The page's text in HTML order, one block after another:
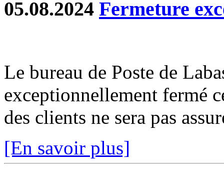
05.08.2024 Fermeture
Le bureau de Poste de
exceptionnellement fermé
des clients ne sera pas
[En savoir plus]